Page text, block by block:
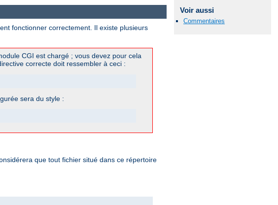
Voir aussi
Commentaires
fonctionner correctement. Il existe plusieurs
CGI est chargé ; vous devez pour cela
correcte doit ressembler à ceci :
sera du style :
que tout fichier situé dans ce répertoire